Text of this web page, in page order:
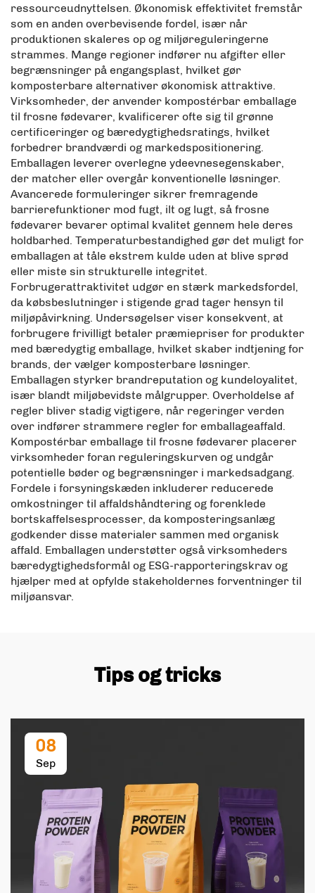
ressourceudnyttelsen. Økonomisk effektivitet fremstår
som en anden overbevisende fordel, især når
produktionen skaleres op og miljøreguleringerne
strammes. Mange regioner indfører nu afgifter eller
begrænsninger på engangsplast, hvilket gør
komposterbare alternativer økonomisk attraktive.
Virksomheder, der anvender kompostérbar emballage
til frosne fødevarer, kvalificerer ofte sig til grønne
certificeringer og bæredygtighedsratings, hvilket
forbedrer brandværdi og markedspositionering.
Emballagen leverer overlegne ydeevnesegenskaber,
der matcher eller overgår konventionelle løsninger.
Avancerede formuleringer sikrer fremragende
barrierefunktioner mod fugt, ilt og lugt, så frosne
fødevarer bevarer optimal kvalitet gennem hele deres
holdbarhed. Temperaturbestandighed gør det muligt for
emballagen at tåle ekstrem kulde uden at blive sprød
eller miste sin strukturelle integritet.
Forbrugerattraktivitet udgør en stærk markedsfordel,
da købsbeslutninger i stigende grad tager hensyn til
miljøpåvirkning. Undersøgelser viser konsekvent, at
forbrugere frivilligt betaler præmiepriser for produkter
med bæredygtig emballage, hvilket skaber indtjening for
brands, der vælger komposterbare løsninger.
Emballagen styrker brandreputation og kundeloyalitet,
især blandt miljøbevidste målgrupper. Overholdelse af
regler bliver stadig vigtigere, når regeringer verden
over indfører strammere regler for emballageaffald.
Kompostérbar emballage til frosne fødevarer placerer
virksomheder foran reguleringskurven og undgår
potentielle bøder og begrænsninger i markedsadgang.
Fordele i forsyningskæden inkluderer reducerede
omkostninger til affaldshåndtering og forenklede
bortskaffelsesprocesser, da komposteringsanlæg
godkender disse materialer sammen med organisk
affald. Emballagen understøtter også virksomheders
bæredygtighedsformål og ESG-rapporteringskrav og
hjælper med at opfylde stakeholdernes forventninger til
miljøansvar.
Tips og tricks
08
Sep